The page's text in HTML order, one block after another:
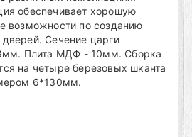
обеспечивает хорошую
возможности по созданию
Сечение царги
Плита МДФ - 10мм. Сборка
на четыре березовых шканта
6*130мм.